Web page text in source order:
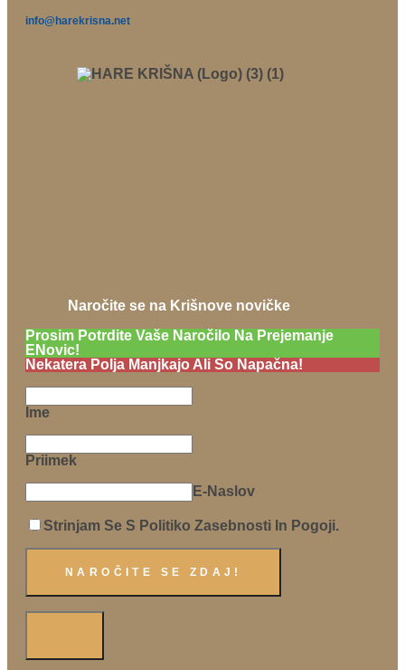
info@harekrisna.net
Naročite se na Krišnove novičke
Prosim Potrdite Vaše Naročilo Na Prejemanje
ENovic!
Nekatera Polja Manjkajo Ali So Napačna!
Ime
Priimek
E-Naslov
Strinjam Se S Politiko Zasebnosti In Pogoji.